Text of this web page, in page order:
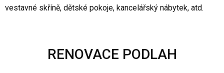
vestavné skříně, dětské pokoje, kancelářský nábytek, atd.
RENOVACE PODLAH